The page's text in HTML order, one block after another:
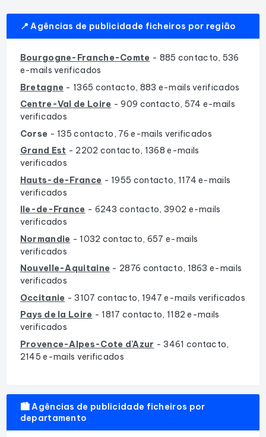
📍 Agências de publicidade ficheiros por região
Bourgogne-Franche-Comte - 885 contacto, 536
e-mails verificados
Bretagne - 1365 contacto, 883 e-mails verificados
Centre-Val de Loire - 909 contacto, 574 e-mails
verificados
Corse - 135 contacto, 76 e-mails verificados
Grand Est - 2202 contacto, 1368 e-mails
verificados
Hauts-de-France - 1955 contacto, 1174 e-mails
verificados
Ile-de-France - 6243 contacto, 3902 e-mails
verificados
Normandie - 1032 contacto, 657 e-mails
verificados
Nouvelle-Aquitaine - 2876 contacto, 1863 e-mails
verificados
Occitanie - 3107 contacto, 1947 e-mails verificados
Pays de la Loire - 1817 contacto, 1182 e-mails
verificados
Provence-Alpes-Cote d'Azur - 3461 contacto,
2145 e-mails verificados
🏙️ Agências de publicidade ficheiros por
departamento